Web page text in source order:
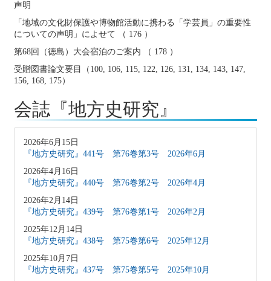
声明
「地域の文化財保護や博物館活動に携わる「学芸員」の重要性
についての声明」によせて （ 176 ）
第68回（徳島）大会宿泊のご案内 （ 178 ）
受贈図書論文要目（100, 106, 115, 122, 126, 131, 134, 143, 147,
156, 168, 175）
会誌『地方史研究』
2026年6月15日
『地方史研究』441号 第76巻第3号 2026年6月
2026年4月16日
『地方史研究』440号 第76巻第2号 2026年4月
2026年2月14日
『地方史研究』439号 第76巻第1号 2026年2月
2025年12月14日
『地方史研究』438号 第75巻第6号 2025年12月
2025年10月7日
『地方史研究』437号 第75巻第5号 2025年10月